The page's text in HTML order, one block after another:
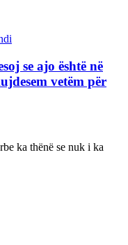
se ajo është në
vetëm për
ka thënë se nuk i ka